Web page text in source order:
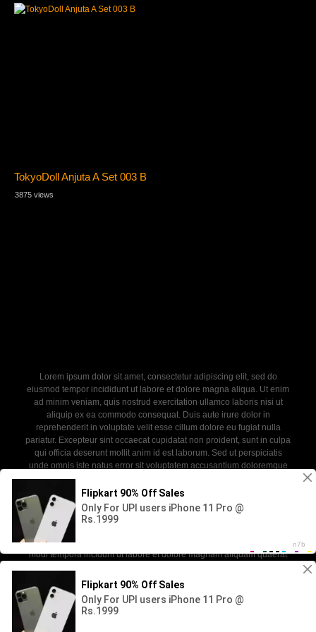
TokyoDoll Anjuta A Set 003 B
3875 views
Lorem ipsum dolor sit amet, consectetur adipiscing elit, sed do
eiusmod tempor incididunt ut labore et dolore magna aliqua. Ut enim
ad minim veniam, quis nostrud exercitation ullamco laboris nisi ut
aliquip ex ea commodo consequat. Duis aute irure dolor in
reprehenderit in voluptate velit esse cillum dolore eu fugiat nulla
pariatur. Excepteur sint occaecat cupidatat non proident, sunt in culpa
qui officia deserunt mollit anim id est laborum. Sed ut perspiciatis
unde omnis iste natus error sit voluptatem accusantium doloremque
laudantium, totam rem aperiam, eaque ipsa quae ab illo inventore
veritatis et quasi architecto beatae vitae dicta sunt explicabo. Nemo
enim ipsam voluptatem quia voluptas sit aspernatur aut odit aut fugit,
sed quia consequuntur magni dolores eos qui ratione voluptatem
sequi nesciunt. Neque porro quisquam est, qui dolorem ipsum quia
dolor sit amet, consectetur, adipisci velit, sed quia non numquam eius
modi tempora incidunt ut labore et dolore magnam aliquam quaerat
2026 - newdoll. All rights reserved. Powered by WP-Script.com